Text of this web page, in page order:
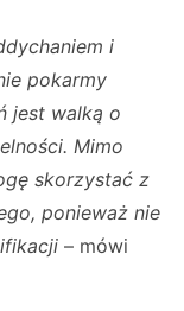
i
pokarmy
jest walką o
Mimo
skorzystać z
ponieważ nie
– mówi